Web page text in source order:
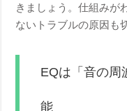
きましょう。仕組みが
ないトラブルの原因も
EQは「音の周
能